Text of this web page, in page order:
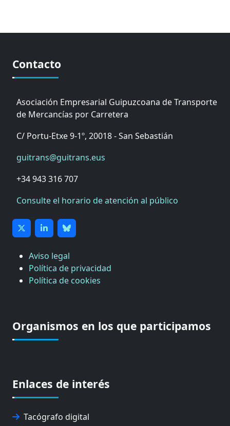
Contacto
Asociación Empresarial Guipuzcoana de Transporte
de Mercancías por Carretera
C/ Portu-Etxe 9-1º, 20018 - San Sebastián
guitrans@guitrans.eus
+34 943 316 707
Consulte el horario de atención al público
Aviso legal
Política de privacidad
Política de cookies
Organismos en los que participamos
Enlaces de interés
Tacógrafo digital